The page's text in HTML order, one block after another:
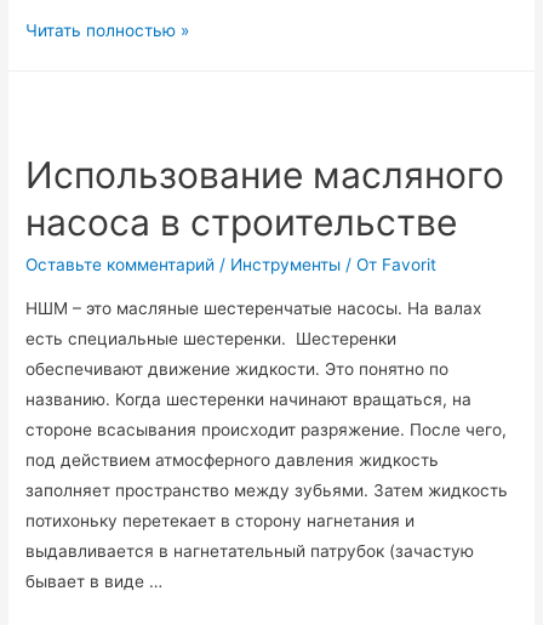
Как
работ?
Читать полностью »
Использование масляного
насоса в строительстве
Оставьте комментарий / Инструменты / От Favorit
НШМ – это масляные шестеренчатые насосы. На валах
есть специальные шестеренки. Шестеренки
обеспечивают движение жидкости. Это понятно по
названию. Когда шестеренки начинают вращаться, на
стороне всасывания происходит разряжение. После чего,
под действием атмосферного давления жидкость
заполняет пространство между зубьями. Затем жидкость
потихоньку перетекает в сторону нагнетания и
выдавливается в нагнетательный патрубок (зачастую
бывает в виде …